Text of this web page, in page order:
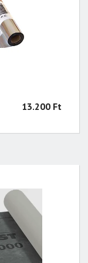
13.200 Ft